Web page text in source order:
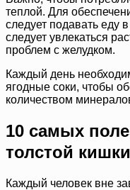
теплой. Для
следует подавать еду
следует увлекаться
проблем с желудком.
Каждый день
ягодные соки, чтобы
количеством
10 самых
толстой кишки
Каждый человек вне